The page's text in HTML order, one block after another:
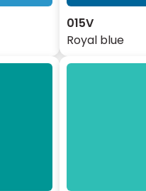
015V
Royal blue